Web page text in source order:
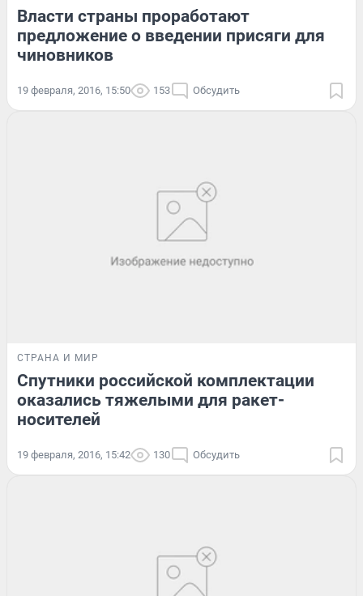
Власти страны проработают
предложение о введении присяги для
чиновников
19 февраля, 2016, 15:50 153 Обсудить
СТРАНА И МИР
Спутники российской комплектации
оказались тяжелыми для ракет-
носителей
19 февраля, 2016, 15:42 130 Обсудить